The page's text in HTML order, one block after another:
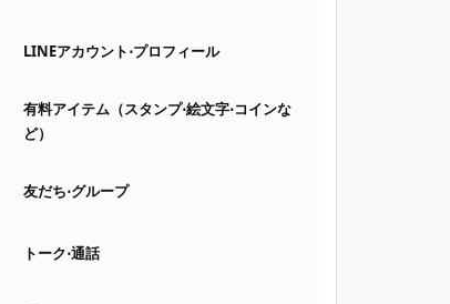
LINEアカウント⋅プロフィール
有料アイテム（スタンプ⋅絵文字⋅コインな
ど）
友だち⋅グループ
トーク⋅通話